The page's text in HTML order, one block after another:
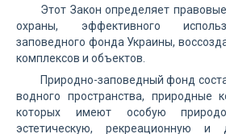
Этот Закон определяет
охраны, эффективного
заповедного фонда Украины,
комплексов и объектов.
Природно-заповедный фонд
водного пространства, природные
которых имеют особую
эстетическую, рекреационную